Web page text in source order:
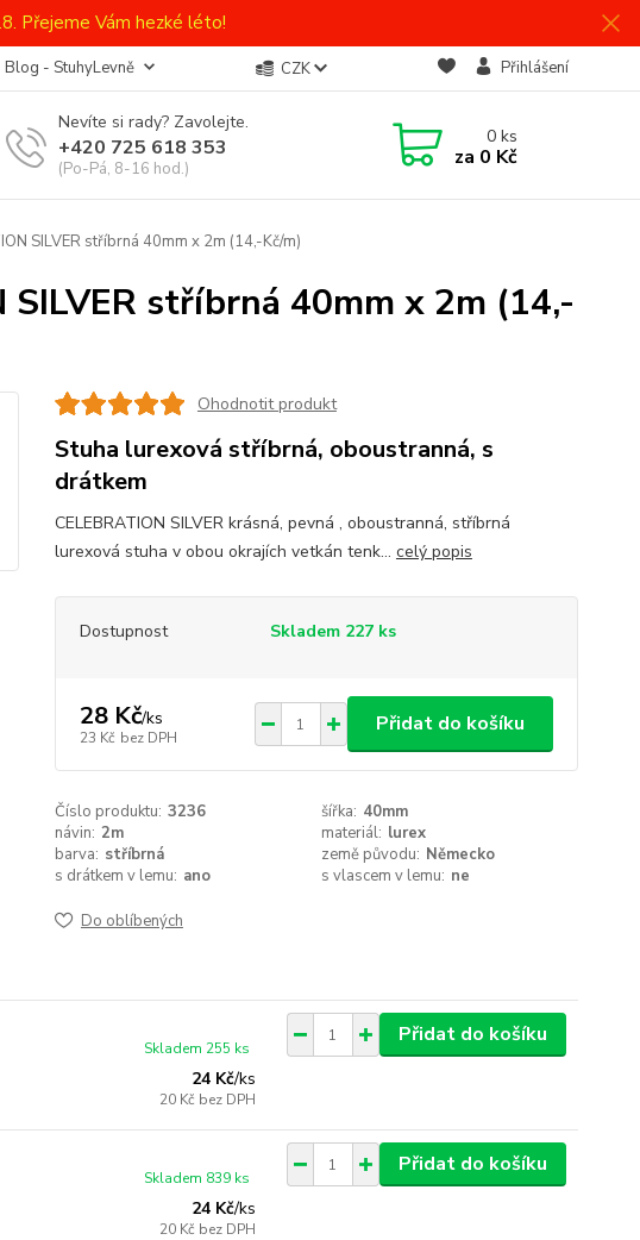
Přejeme Vám hezké léto!
Blog - StuhyLevně CZK Přihlášení
Nevíte si rady? Zavolejte.
+420 725 618 353
(Po-Pá, 8-16 hod.)
0ks
za 0 Kč
SILVER stříbrná 40mm x 2m (14,-Kč/m)
stříbrná 40mm x 2m (14,-
Ohodnotit produkt
Stuha lurexová stříbrná, oboustranná, s
drátkem
CELEBRATION SILVER krásná, pevná , oboustranná, stříbrná
lurexová stuha v obou okrajích vetkán tenk... celý popis
Dostupnost Skladem 227 ks
28 Kč/ks
23 Kč bez DPH
Přidat do košíku
Číslo produktu: 3236 šířka: 40mm
návin: 2m materiál: lurex
barva: stříbrná země původu: Německo
s drátkem v lemu: ano s vlascem v lemu: ne
Do oblíbených
24 Kč/ks
20 Kč bez DPH
Skladem 255 ks
Přidat do košíku
24 Kč/ks
20 Kč bez DPH
Skladem 839 ks
Přidat do košíku